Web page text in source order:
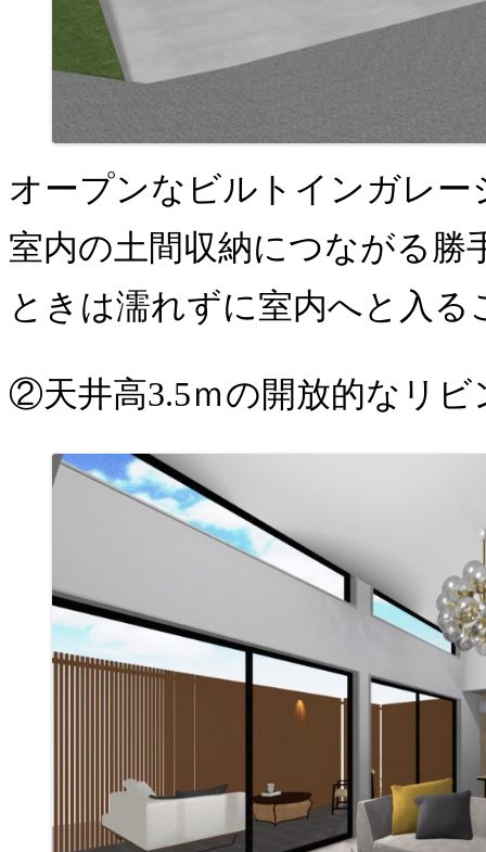
オープンなビルトインガレー
室内の土間収納につながる勝
ときは濡れずに室内へと入る
②天井高3.5ｍの開放的なリビ